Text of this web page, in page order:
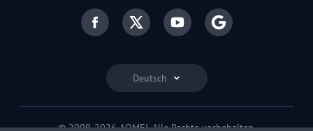
Deutsch
© 2009-2026 AOMEI. Alle Rechte vorbehalten.